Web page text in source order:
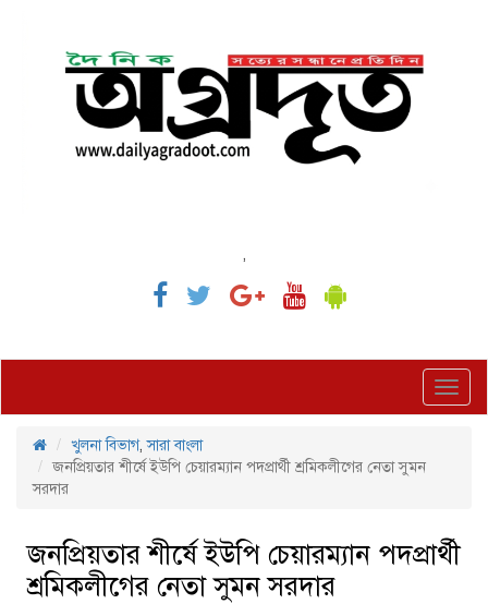
,
খুলনা বিভাগ,সারা বাংলা
জনপ্রিয়তার শীর্ষে ইউপি চেয়ারম্যান পদপ্রার্থী শ্রমিকলীগের নেতা সুমন
সরদার
জনপ্রিয়তার শীর্ষে ইউপি চেয়ারম্যান পদপ্রার্থী
শ্রমিকলীগের নেতা সুমন সরদার